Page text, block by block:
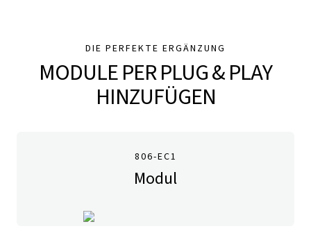
DIE PERFEKTE ERGÄNZUNG
MODULE PER PLUG & PLAY
HINZUFÜGEN
806-EC1
Modul